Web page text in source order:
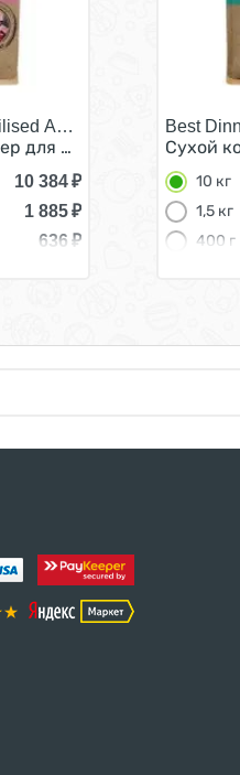
Говядина с
Adult Hypoallergenic
для Стерилизованных
10 384₽
1 885₽
636 ₽
Best
Сухой
10 кг
1,5 кг
400 г